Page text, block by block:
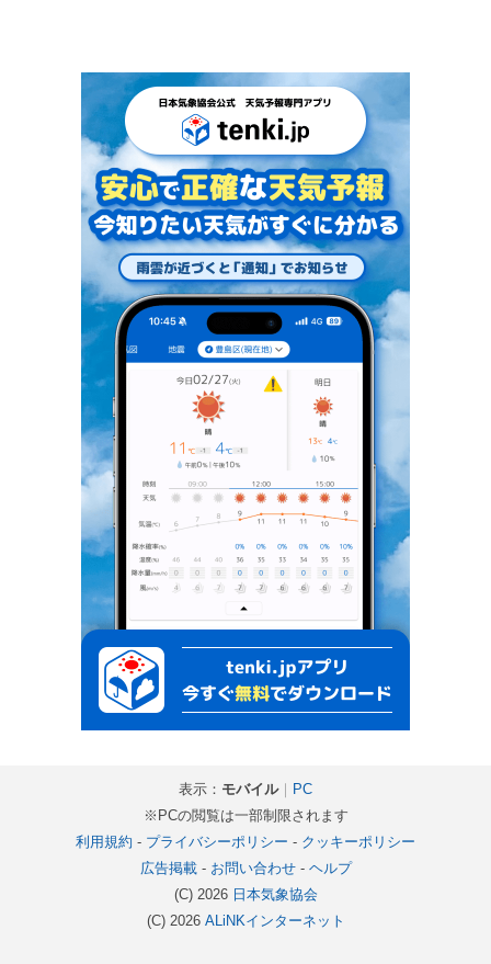
表示： モバイル｜ PC
※PCの閲覧は一部制限されます
利用規約 - プライバシーポリシー - クッキーポリシー
広告掲載- お問い合わせ- ヘルプ
(C) 2026 日本気象協会
(C) 2026 ALiNKインターネット